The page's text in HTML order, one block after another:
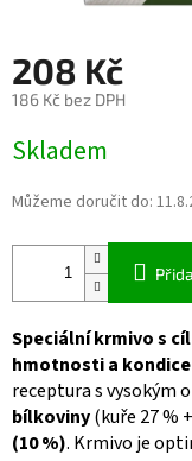
208 Kč
186 Kč bez DPH
cena:
Skladem
Můžeme doručit do:
Speciální krmivo s
hmotnosti a
receptura s vysokým
bílkoviny(kuře 27 %
(10 %). Krmivo je